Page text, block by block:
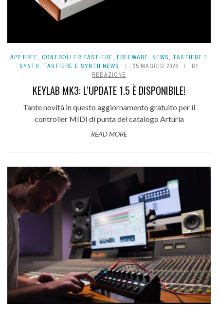
APP FREE, CONTROLLER TASTIERE, FREEWARE, NEWS, TASTIERE E
SYNTH, TASTIERE E SYNTH NEWS 25 MAGGIO 2026
BY
REDAZIONE
KEYLAB MK3: L’UPDATE 1.5 È DISPONIBILE!
Tante novità in questo aggiornamento gratuito per il
controller MIDI di punta del catalogo Arturia
READ MORE